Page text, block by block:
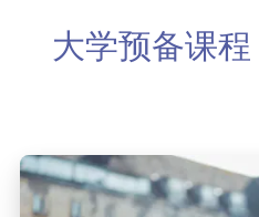
大学预备课